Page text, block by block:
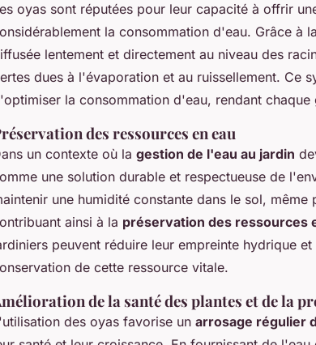
oyas sont réputées pour leur capacité à offrir
la consommation d'eau. Grâce à
lentement et directement au niveau des
dues à l'évaporation et au ruissellement. Ce
la consommation d'eau, rendant chaque
des ressources en eau
un contexte où la gestion de l'eau au jardin
une solution durable et respectueuse de
une humidité constante dans le sol,
ainsi à la préservation des ressources
peuvent réduire leur empreinte hydrique
de cette ressource vitale.
de la santé des plantes et de la
des oyas favorise un arrosage régulier